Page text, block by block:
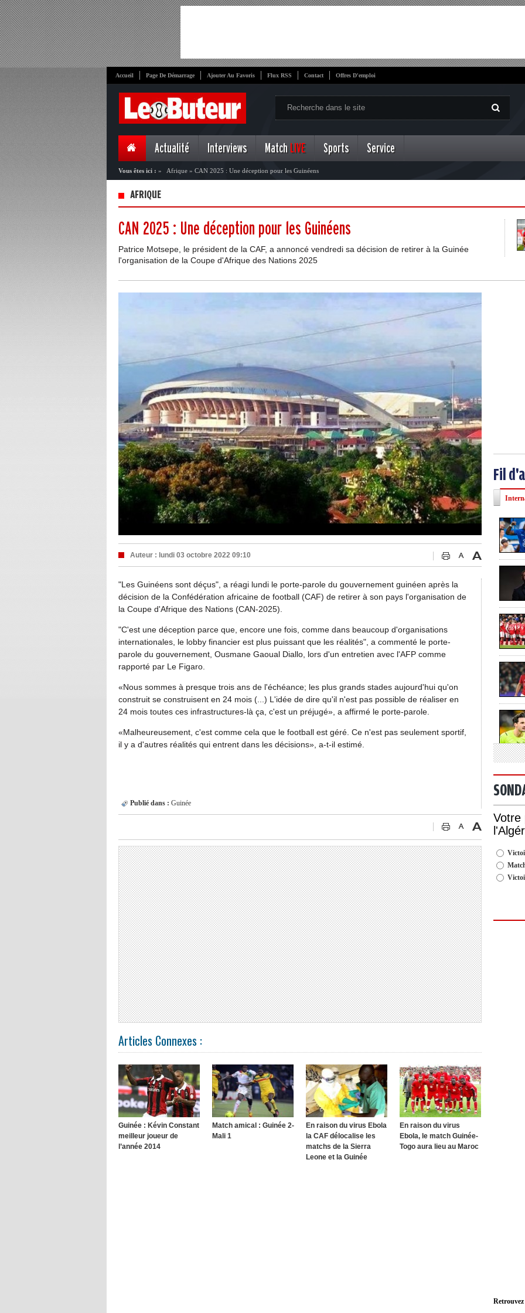
Accueil Page De Démarrage Ajouter Au Favoris Flux RSS Contact Offres D'emploi
Actualité Interviews Match LIVE Sports Service
Vous êtes ici : » Afrique » CAN 2025 : Une déception pour les Guinéens
AFRIQUE
CAN 2025 : Une déception pour les Guinéens
Patrice Motsepe, le président de la CAF, a annoncé vendredi sa décision de retirer à la Guinée
l'organisation de la Coupe d'Afrique des Nations 2025
Auteur : lundi 03 octobre 2022 09:10
"Les Guinéens sont déçus", a réagi lundi le porte-parole du gouvernement guinéen après la
décision de la Confédération africaine de football (CAF) de retirer à son pays l'organisation de
la Coupe d'Afrique des Nations (CAN-2025).
"C'est une déception parce que, encore une fois, comme dans beaucoup d'organisations
internationales, le lobby financier est plus puissant que les réalités", a commenté le porte-
parole du gouvernement, Ousmane Gaoual Diallo, lors d'un entretien avec l'AFP comme
rapporté par Le Figaro.
«Nous sommes à presque trois ans de l'échéance; les plus grands stades aujourd'hui qu'on
construit se construisent en 24 mois (...) L'idée de dire qu'il n'est pas possible de réaliser en
24 mois toutes ces infrastructures-là ça, c'est un préjugé», a affirmé le porte-parole.
«Malheureusement, c'est comme cela que le football est géré. Ce n'est pas seulement sportif,
il y a d'autres réalités qui entrent dans les décisions», a-t-il estimé.
Publié dans : Guinée
Articles Connexes :
Guinée : Kévin Constant
meilleur joueur de
l’année 2014
Match amical : Guinée 2-
Mali 1
En raison du virus Ebola
la CAF délocalise les
matchs de la Sierra
Leone et la Guinée
En raison du virus
Ebola, le match Guinée-
Togo aura lieu au Maroc
Fil
Votre